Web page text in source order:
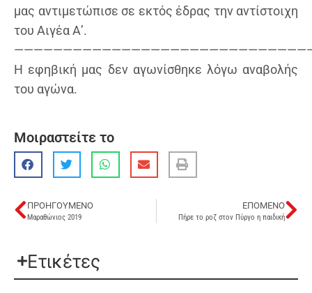
μας αντιμετώπισε σε εκτός έδρας την αντίστοιχη
του Αιγέα Α’.
Η εφηβική μας δεν αγωνίσθηκε λόγω αναβολής
του αγώνα.
Μοιραστείτε το
ΠΡΟΗΓΟΎΜΕΝΟ
Μαραθώνιος 2019
ΕΠΌΜΕΝΟ
Πήρε το ροζ στον Πύργο η παιδική
Ετικέτες